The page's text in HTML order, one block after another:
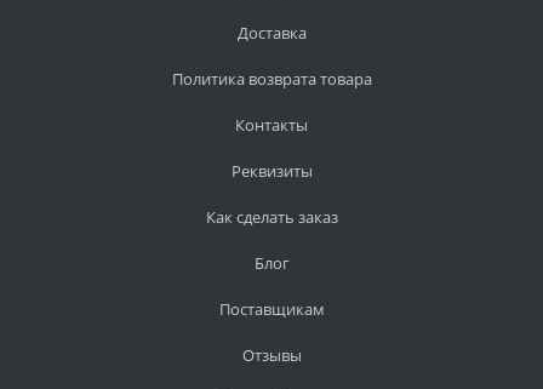
Доставка
Политика возврата товара
Контакты
Реквизиты
Как сделать заказ
Блог
Поставщикам
Отзывы